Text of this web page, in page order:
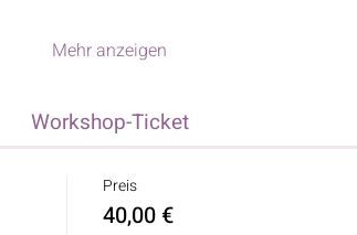
Mehr anzeigen
Workshop-Ticket
Preis
40,00 €